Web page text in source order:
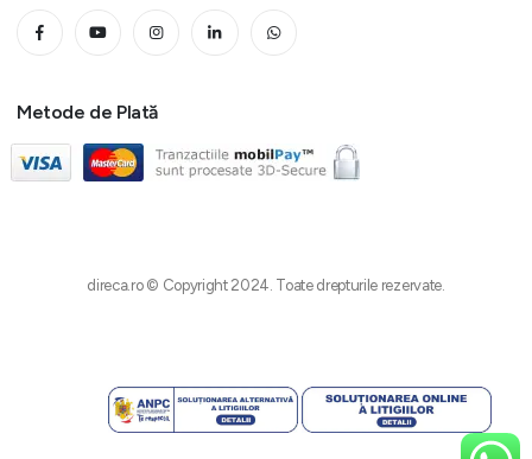
Metode de Plată
direca.ro © Copyright 2024. Toate drepturile rezervate.